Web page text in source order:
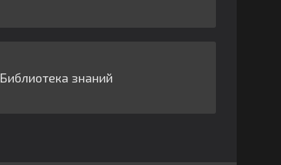
Библиотека знаний